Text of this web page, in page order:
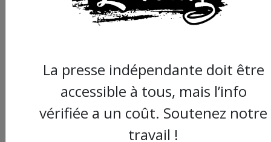
Commander le dernier numéro papier du
La presse indépendante doit être
accessible à tous, mais l’info
vérifiée a un coût. Soutenez notre
travail !